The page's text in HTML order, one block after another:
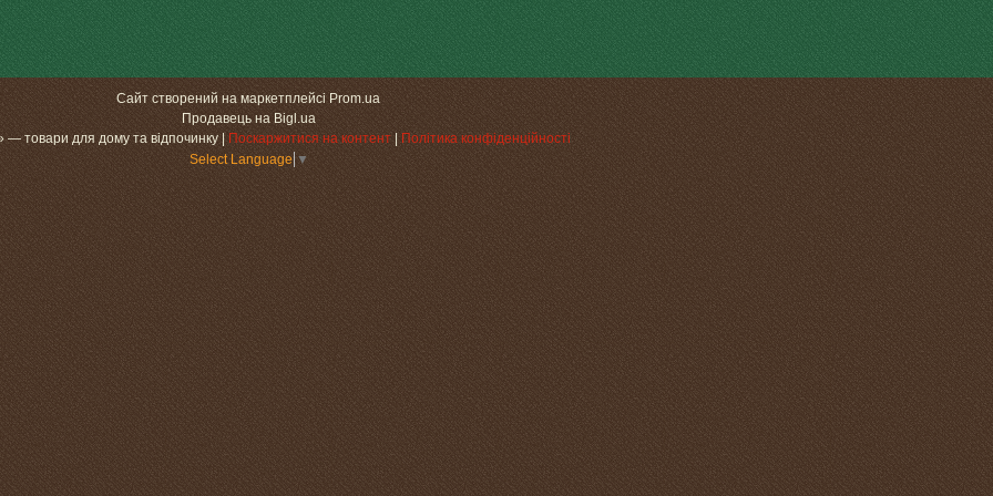
Сайт створений на маркетплейсіProm.ua
Продавець на Bigl.ua
«МаксіДоМ» — товари для дому та відпочинку | Поскаржитися на контент |Політика конфіденційності
Select Language ▼